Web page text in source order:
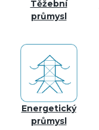
Těžební
průmysl
Energetický
průmysl